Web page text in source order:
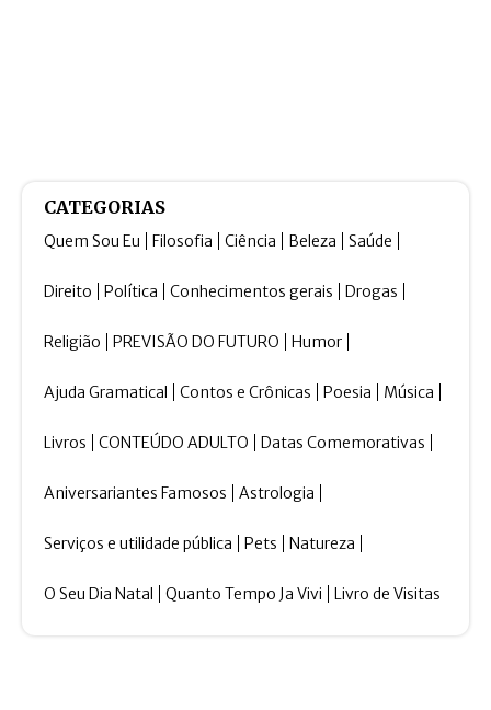
CATEGORIAS
Quem Sou Eu Filosofia Ciência Beleza Saúde
Direito Política Conhecimentos gerais Drogas
Religião PREVISÃO DO FUTURO Humor
Ajuda Gramatical Contos e Crônicas Poesia Música
Livros CONTEÚDO ADULTO Datas Comemorativas
Aniversariantes Famosos Astrologia
Serviços e utilidade pública Pets Natureza
O Seu Dia Natal Quanto Tempo Ja Vivi Livro de Visitas